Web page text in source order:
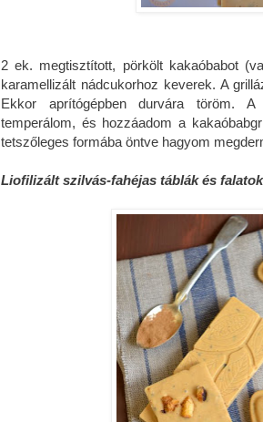
2 ek. megtisztított, pörkölt kakaóbabot
karamellizált nádcukorhoz keverek. A
Ekkor aprítógépben durvára töröm.
temperálom, és hozzáadom a
tetszőleges formába öntve hagyom
Liofilizált szilvás-fahéjas táblák és falatok